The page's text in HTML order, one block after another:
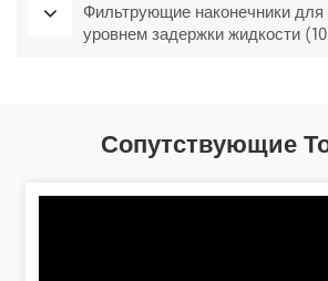
Фильтрующие наконечники для
уровнем задержки жидкости
Сопутствующие